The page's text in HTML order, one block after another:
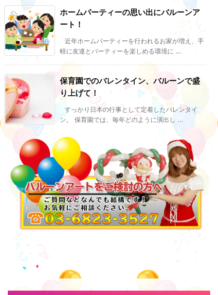
ホームパーティーの思い出にバルーンア
ート！
近年ホームパーティーを行われるお家が増え、手
軽に友達とパーティーを楽しめる環境に ...
保育園でのバレンタイン、バルーンで盛
り上げて！
すっかり日本の行事として定着したバレンタイ
ン。 保育園では、毎年どのように演出し ...